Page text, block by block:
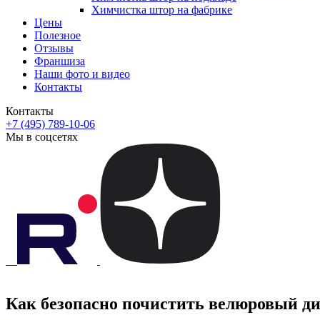
Химчистка штор на фабрике
Цены
Полезное
Отзывы
Франшиза
Наши фото и видео
Контакты
Контакты
+7 (495) 789-10-06
Мы в соцсетях
Как безопасно почистить велюровый